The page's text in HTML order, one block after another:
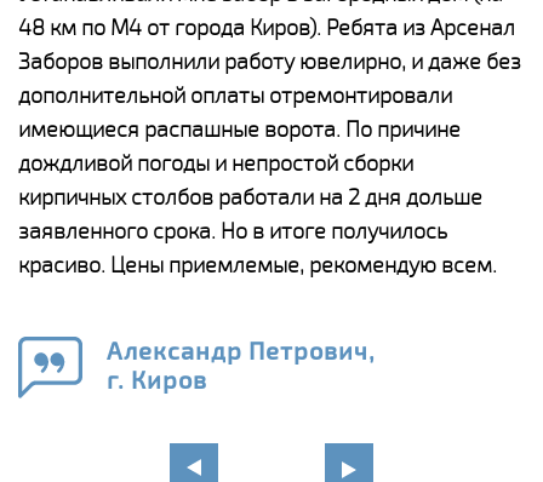
48 км по М4 от города Киров). Ребята из Арсенал
Заборов выполнили работу ювелирно, и даже без
дополнительной оплаты отремонтировали
имеющиеся распашные ворота. По причине
дождливой погоды и непростой сборки
кирпичных столбов работали на 2 дня дольше
заявленного срока. Но в итоге получилось
красиво. Цены приемлемые, рекомендую всем.
Александр Петрович,
г. Киров